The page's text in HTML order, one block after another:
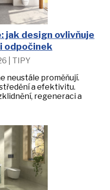
jak design ovlivňuje
odpočinek
| TIPY
neustále proměňují.
a efektivitu.
regeneraci a